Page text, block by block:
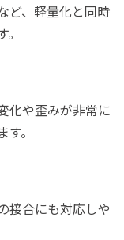
ど、軽量化と同時
化や歪みが非常に
。
接合にも対応しや